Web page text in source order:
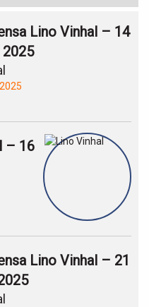
Lino Vinhal – 14
– 16
Lino Vinhal – 21